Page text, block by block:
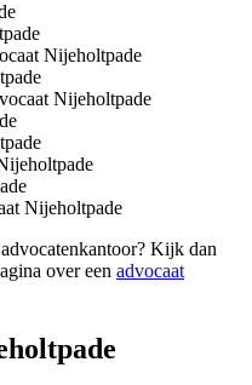
Nijeholtpade
Nijeholtpade
Nijeholtpade
Kijk dan
over een advocaat